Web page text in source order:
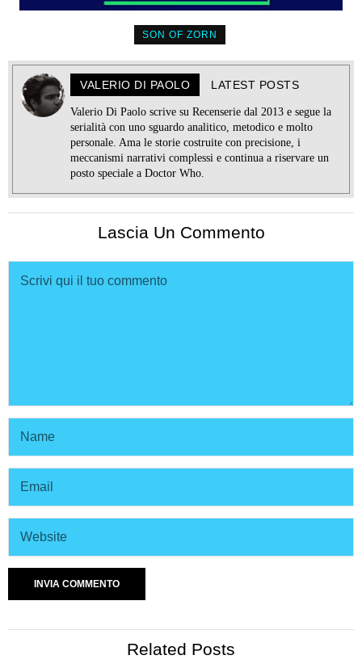
SON OF ZORN
VALERIO DI PAOLO LATEST POSTS
Valerio Di Paolo scrive su Recenserie dal 2013 e segue la
serialità con uno sguardo analitico, metodico e molto
personale. Ama le storie costruite con precisione, i
meccanismi narrativi complessi e continua a riservare un
posto speciale a Doctor Who.
Lascia Un Commento
Related Posts